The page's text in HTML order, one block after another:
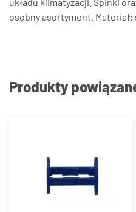
osobny asortyment. Materiał:
Produkty